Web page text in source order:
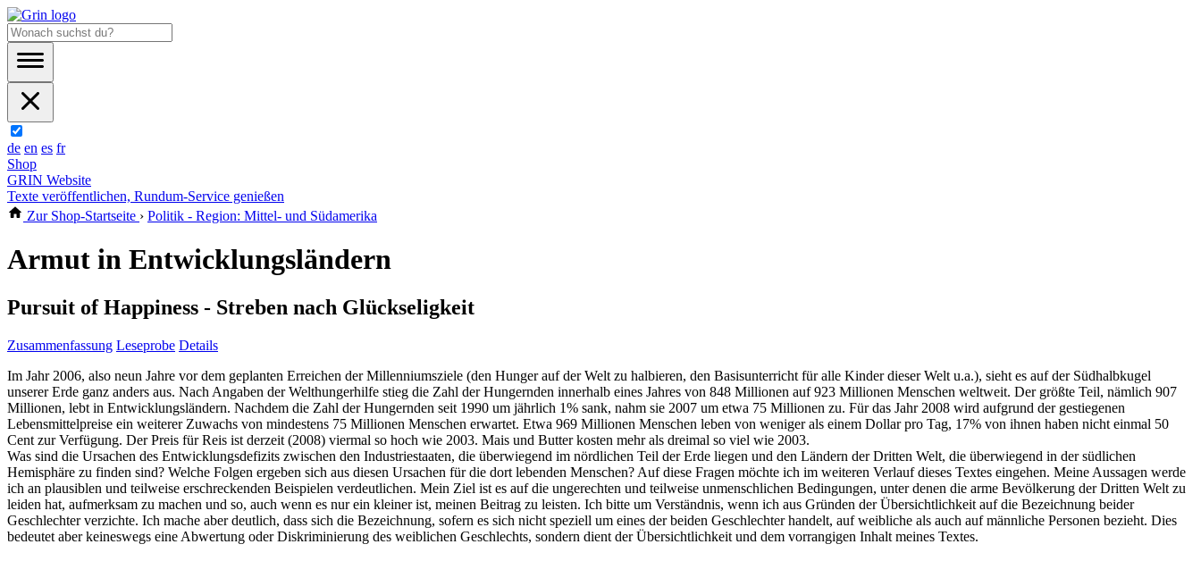
de en es fr
Shop
GRIN Website
Texte veröffentlichen, Rundum-Service genießen
Zur Shop-Startseite › Politik - Region: Mittel- und Südamerika
Armut in Entwicklungsländern
Pursuit of Happiness - Streben nach Glückseligkeit
Zusammenfassung Leseprobe Details
Im Jahr 2006, also neun Jahre vor dem geplanten Erreichen der Millenniumsziele (den Hunger auf der Welt zu halbieren, den Basisunterricht für alle Kinder dieser Welt u.a.), sieht es auf der Südhalbkugel
unserer Erde ganz anders aus. Nach Angaben der Welthungerhilfe stieg die Zahl der Hungernden innerhalb eines Jahres von 848 Millionen auf 923 Millionen Menschen weltweit. Der größte Teil, nämlich 907
Millionen, lebt in Entwicklungsländern. Nachdem die Zahl der Hungernden seit 1990 um jährlich 1% sank, nahm sie 2007 um etwa 75 Millionen zu. Für das Jahr 2008 wird aufgrund der gestiegenen
Lebensmittelpreise ein weiterer Zuwachs von mindestens 75 Millionen Menschen erwartet. Etwa 969 Millionen Menschen leben von weniger als einem Dollar pro Tag, 17% von ihnen haben nicht einmal 50
Cent zur Verfügung. Der Preis für Reis ist derzeit (2008) viermal so hoch wie 2003. Mais und Butter kosten mehr als dreimal so viel wie 2003.
Was sind die Ursachen des Entwicklungsdefizits zwischen den Industriestaaten, die überwiegend im nördlichen Teil der Erde liegen und den Ländern der Dritten Welt, die überwiegend in der südlichen
Hemisphäre zu finden sind? Welche Folgen ergeben sich aus diesen Ursachen für die dort lebenden Menschen? Auf diese Fragen möchte ich im weiteren Verlauf dieses Textes eingehen. Meine Aussagen werde
ich an plausiblen und teilweise erschreckenden Beispielen verdeutlichen. Mein Ziel ist es auf die ungerechten und teilweise unmenschlichen Bedingungen, unter denen die arme Bevölkerung der Dritten Welt zu
leiden hat, aufmerksam zu machen und so, auch wenn es nur ein kleiner ist, meinen Beitrag zu leisten. Ich bitte um Verständnis, wenn ich aus Gründen der Übersichtlichkeit auf die Bezeichnung beider
Geschlechter verzichte. Ich mache aber deutlich, dass sich die Bezeichnung, sofern es sich nicht speziell um eines der beiden Geschlechter handelt, auf weibliche als auch auf männliche Personen bezieht. Dies
bedeutet aber keineswegs eine Abwertung oder Diskriminierung des weiblichen Geschlechts, sondern dient der Übersichtlichkeit und dem vorrangigen Inhalt meines Textes.